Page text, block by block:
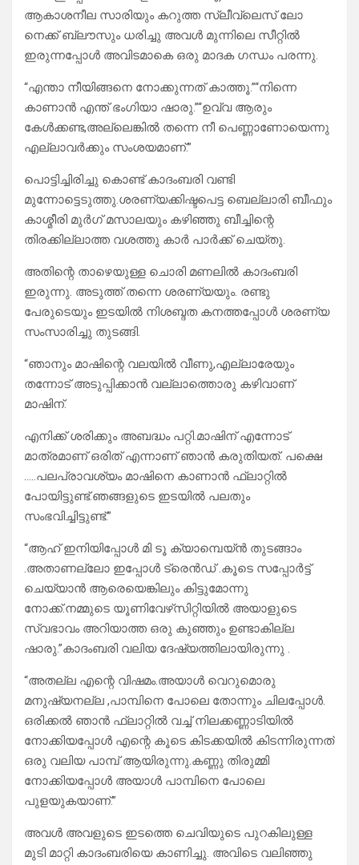
ആകാശനീല സാരിയും കറുത്ത സ്ലീവ്‌ലെസ് ലോ
നെക്ക് ബ്ലൗസും ധരിച്ചു അവൾ മുന്നിലെ സീറ്റിൽ
ഇരുന്നപ്പോൾ അവിടമാകെ ഒരു മാദക ഗന്ധം പരന്നു.
“എന്താ നീയിങ്ങനെ നോക്കുന്നത് കാത്തൂ.”“നിന്നെ
കാണാൻ എന്ത് ഭംഗിയാ ഷാരു.”“ഉവ്വ ആരും
കേൾക്കണ്ട,അല്ലെങ്കിൽ തന്നെ നീ പെണ്ണാണോയെന്നു
എല്ലാവർക്കും സംശയമാണ്.”
പൊട്ടിച്ചിരിച്ചു കൊണ്ട് കാദംബരി വണ്ടി
മുന്നോട്ടെടുത്തു.ശരണ്യക്കിഷ്ടപെട്ട ബെല്ലാരി ബീഫും
കാശ്മീരി മുർഗ് മസാലയും കഴിഞ്ഞു ബീച്ചിന്റെ
തിരക്കില്ലാത്ത വശത്തു കാർ പാർക്ക് ചെയ്തു.
അതിന്റെ താഴെയുള്ള ചൊരി മണലിൽ കാദംബരി
ഇരുന്നു. അടുത്ത് തന്നെ ശരണ്യയും. രണ്ടു
പേരുടെയും ഇടയിൽ നിശബ്ദത കനത്തപ്പോൾ ശരണ്യ
സംസാരിച്ചു തുടങ്ങി.
“ഞാനും മാഷിന്റെ വലയിൽ വീണു,എല്ലാരേയും
തന്നോട് അടുപ്പിക്കാൻ വല്ലാത്തൊരു കഴിവാണ്
മാഷിന്.
എനിക്ക് ശരിക്കും അബദ്ധം പറ്റി.മാഷിന് എന്നോട്
മാത്രമാണ് ഒരിത് എന്നാണ് ഞാൻ കരുതിയത്. പക്ഷെ
…..പലപ്രാവശ്യം മാഷിനെ കാണാൻ ഫ്ലാറ്റിൽ
പോയിട്ടുണ്ട്.ഞങ്ങളുടെ ഇടയിൽ പലതും
സംഭവിച്ചിട്ടുണ്ട്.”
“ആഹ് ഇനിയിപ്പോൾ മി ടൂ ക്യാമ്പെയ്‌ൻ തുടങ്ങാം
.അതാണല്ലോ ഇപ്പോൾ ട്രെൻഡ് .കൂടെ സപ്പോർട്ട്
ചെയ്യാൻ ആരെയെങ്കിലും കിട്ടുമോന്നു
നോക്ക്.നമ്മുടെ യൂണിവേഴ്‌സിറ്റിയിൽ അയാളുടെ
സ്വഭാവം അറിയാത്ത ഒരു കുഞ്ഞും ഉണ്ടാകില്ല
ഷാരു.”കാദംബരി വലിയ ദേഷ്യത്തിലായിരുന്നു .
“അതല്ല എന്റെ വിഷമം.അയാൾ വെറുമൊരു
മനുഷ്യനല്ല ,പാമ്പിനെ പോലെ തോന്നും ചിലപ്പോൾ.
ഒരിക്കൽ ഞാൻ ഫ്ലാറ്റിൽ വച്ച് നിലക്കണ്ണാടിയിൽ
നോക്കിയപ്പോൾ എന്റെ കൂടെ കിടക്കയിൽ കിടന്നിരുന്നത്
ഒരു വലിയ പാമ്പ് ആയിരുന്നു.കണ്ണു തിരുമ്മി
നോക്കിയപ്പോൾ അയാൾ പാമ്പിനെ പോലെ
പുളയുകയാണ്.”
അവൾ അവളുടെ ഇടത്തെ ചെവിയുടെ പുറകിലുള്ള
മുടി മാറ്റി കാദംബരിയെ കാണിച്ചു. അവിടെ വലിഞ്ഞു